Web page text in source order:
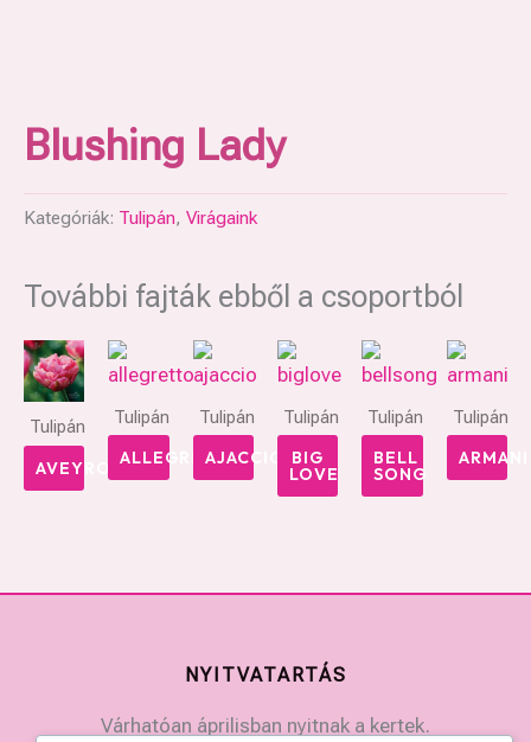
Blushing Lady
Kategóriák: Tulipán, Virágaink
További fajták ebből a csoportból
Tulipán
AVEYRON
Tulipán
ALLEGRETTO
Tulipán
AJACCIO
Tulipán
BIG
LOVE
Tulipán
BELL
SONG
Tulipán
ARMANI
NYITVATARTÁS
Várhatóan áprilisban nyitnak a kertek.